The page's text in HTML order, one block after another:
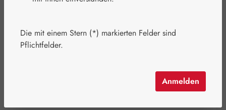
Die mit einem Stern (*) markierten Felder sind
Pflichtfelder.
Anmelden